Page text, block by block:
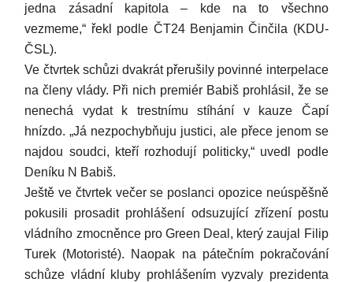
jedna zásadní kapitola – kde na to všechno
vezmeme,“ řekl podle ČT24 Benjamin Činčila (KDU-
ČSL).
Ve čtvrtek schůzi dvakrát přerušily povinné interpelace
na členy vlády. Při nich premiér Babiš prohlásil, že se
nenechá vydat k trestnímu stíhání v kauze Čapí
hnízdo. „Já nezpochybňuju justici, ale přece jenom se
najdou soudci, kteří rozhodují politicky,“ uvedl podle
Deníku N Babiš.
Ještě ve čtvrtek večer se poslanci opozice neúspěšně
pokusili prosadit prohlášení odsuzující zřízení postu
vládního zmocněnce pro Green Deal, který zaujal Filip
Turek (Motoristé). Naopak na pátečním pokračování
schůze vládní kluby prohlášením vyzvaly prezidenta